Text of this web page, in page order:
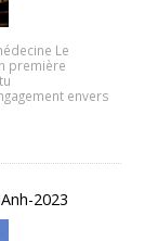
Le
première
envers
2023